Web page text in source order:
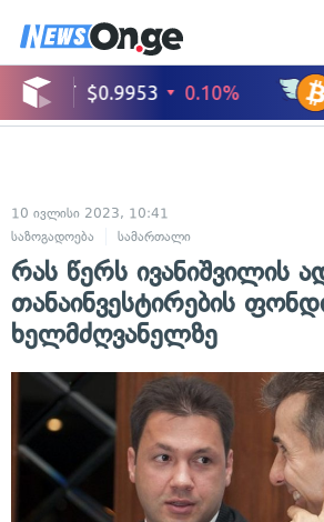
10 ივლისი 2023, 10:41
საზოგადოება
სამართალი
რას წერს ივანიშვილის
თანაინვესტირების
ხელმძღვანელზე